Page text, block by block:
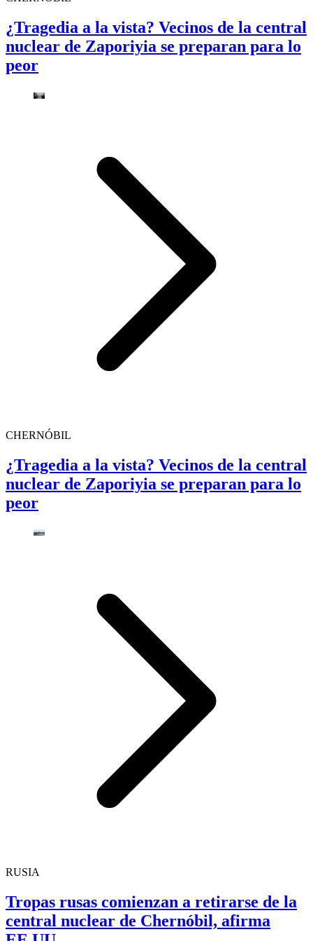
¿Tragedia a la vista? Vecinos de la central
nuclear de Zaporiyia se preparan para lo
peor
CHERNÓBIL
¿Tragedia a la vista? Vecinos de la central
nuclear de Zaporiyia se preparan para lo
peor
RUSIA
Tropas rusas comienzan a retirarse de la
central nuclear de Chernóbil, afirma